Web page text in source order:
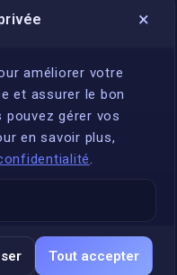
×
améliorer votre
et assurer le bon
gérer vos
en savoir plus,
.
Tout accepter